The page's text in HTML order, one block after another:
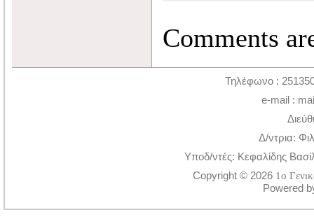
Comments
Τηλέφωνο :
e-mail :
Δ/ντρια:
Υποδ/ντές: Κεφαλίδης
Copyright © 2026 1ο
Powered